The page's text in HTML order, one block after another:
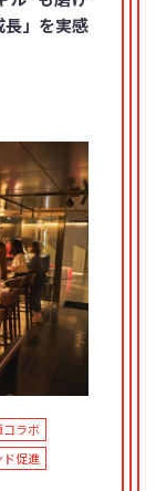
長」を実感
コラボ
ド促進